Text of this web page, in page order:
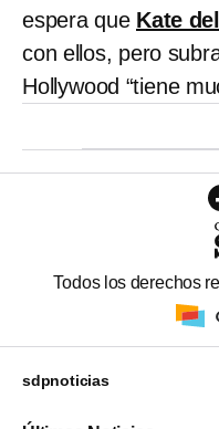
espera que Kate
con ellos, pero
Hollywood “tiene
Todos los derechos
sdpnoticias